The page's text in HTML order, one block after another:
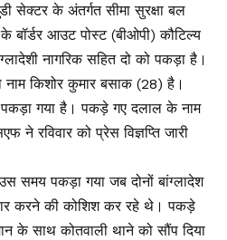
सेक्टर के अंतर्गत सीमा सुरक्षा बल
बॉर्डर आउट पोस्ट (बीओपी) कौटिल्य
नागरिक सहित दो को पकड़ा है।
नाम किशोर कुमार बसाक (28) है।
पकड़ा गया है। पकड़े गए दलाल के नाम
ने रविवार को प्रेस विज्ञप्ति जारी
समय पकड़ा गया जब दोनों बांग्लादेश
करने की कोशिश कर रहे थे। पकड़े
के साथ कोतवाली थाने को सौंप दिया